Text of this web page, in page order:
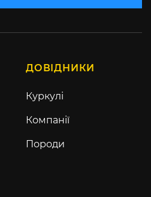
ДОВІДНИКИ
Куркулі
Компанії
Породи